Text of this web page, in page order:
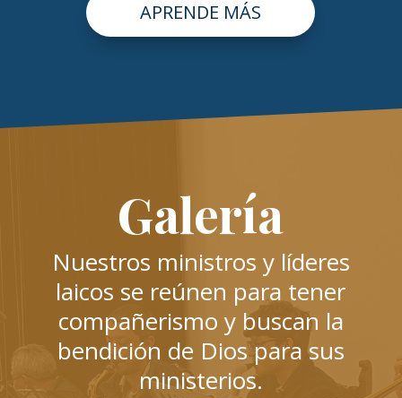
APRENDE MÁS
Galería
Nuestros ministros y líderes
laicos se reúnen para tener
compañerismo y buscan la
bendición de Dios para sus
ministerios.